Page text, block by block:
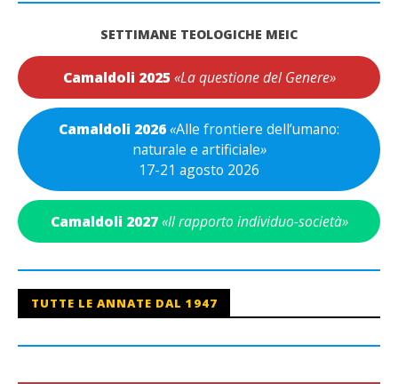
SETTIMANE TEOLOGICHE MEIC
Camaldoli 2025 «La questione del Genere»
Camaldoli 2026«Alle frontiere dell’umano:
naturale e artificiale»
17-21 agosto 2026
Camaldoli 2027 «Il rapporto individuo-società»
TUTTE LE ANNATE DAL 1947